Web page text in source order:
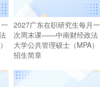
2027广东在职研究生每月一
次周末课——中南财经政法
大学公共管理硕士（MPA）
招生简章